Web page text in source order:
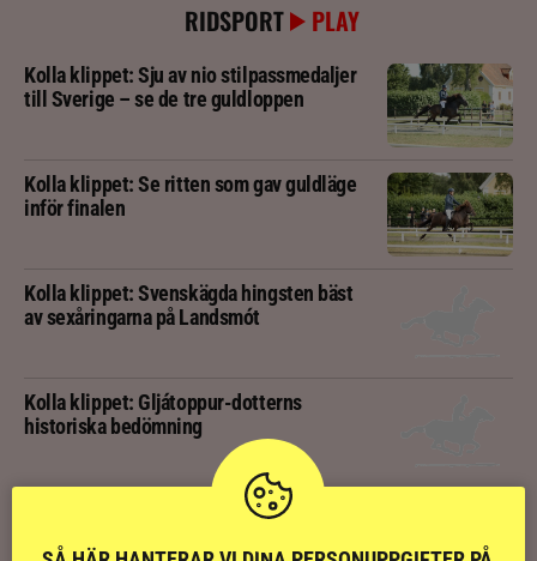
RIDSPORT PLAY
Kolla klippet: Sju av nio stilpassmedaljer
till Sverige – se de tre guldloppen
Kolla klippet: Se ritten som gav guldläge
inför finalen
Kolla klippet: Svenskägda hingsten bäst
av sexåringarna på Landsmót
Kolla klippet: Gljátoppur-dotterns
historiska bedömning
Svensk bakom världens högst bedömda